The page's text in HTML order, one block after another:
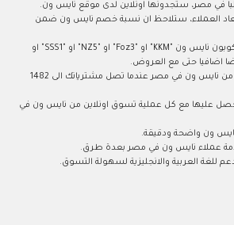
في مصر، ستجدونها اونلاين لدى موقع نايس ون.
العملاء، ستلاحظ ان نسبة خصم نايس ون ضمن
يرافق المتسوق الذكي كوبون نايس ون "KKM" او "Foz3" او "NZ5" او "SSS1" او
استمتع بتوصيل مجاني من نايس ون في مصر عندما تصل مشترياتك الى 1482
عليها مع كل عملية تسوق اونلاين من نايس ون في
ون واضحة ودقيقة.
عملاء نايس ون في مصر بعدة طرق.
للغة العربية والانجليزية لسهولة التسوق.